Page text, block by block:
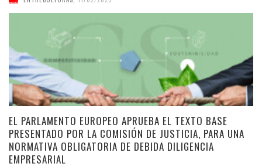
EL PARLAMENTO EUROPEO APRUEBA EL TEXTO BASE
PRESENTADO POR LA COMISIÓN DE JUSTICIA, PARA UNA
NORMATIVA OBLIGATORIA DE DEBIDA DILIGENCIA
EMPRESARIAL